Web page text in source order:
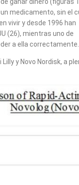
ganar dinero (figuras
medicamento, sin el
vivir y desde 1996 han
(26), mientras uno de
a ella correctamente.
y Novo Nordisk, a